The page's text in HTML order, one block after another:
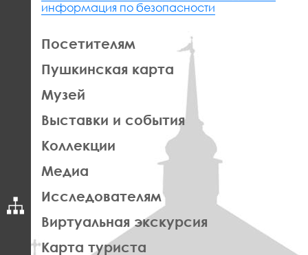
информация по безопасности
ЛЕВАЯ
ЧАСТЬ
ФУТЕР
Посетителям
Пушкинская карта
Музей
Выставки и события
Коллекции
Медиа
Исследователям
Виртуальная экскурсия
Карта туриста